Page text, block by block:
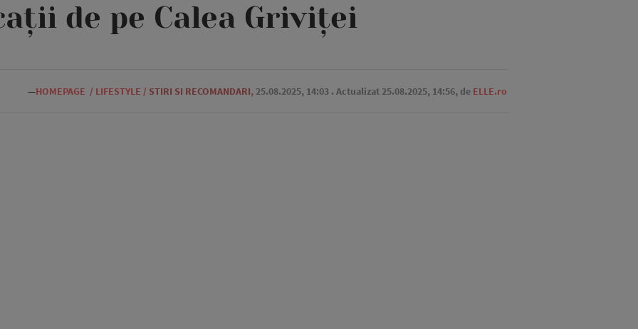
de pe Calea Griviței
—HOMEPAGE / LIFESTYLE / STIRI SI RECOMANDARI, 25.08.2025, 14:03 . Actualizat 25.08.2025, 14:56, de ELLE.ro